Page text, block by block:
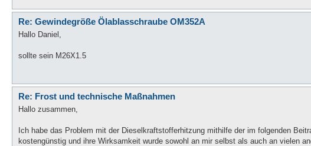
Re: Gewindegröße Ölablasschraube OM352A
Hallo Daniel,
sollte sein M26X1.5
Re: Frost und technische Maßnahmen
Hallo zusammen,
Ich habe das Problem mit der Dieselkraftstofferhitzung mithilfe der im folgenden
kostengünstig und ihre Wirksamkeit wurde sowohl an mir selbst als auch an vielen